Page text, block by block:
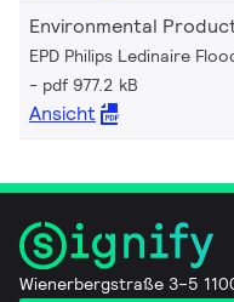
Environmental
EPD Philips Ledinaire
pdf 977.2 kB
Ansicht
Wienerbergstraße 3–5